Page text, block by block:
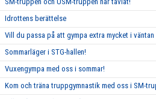
Idrottens berättelse
Vill du passa på att gympa extra mycket i väntan
Sommarläger i STG-hallen!
Vuxengympa med oss i sommar!
Kom och träna truppgymnastik med oss i SM-